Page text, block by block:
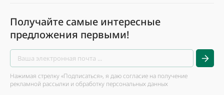
Получайте самые интересные
предложения первыми!
Нажимая стрелку «Подписаться», я даю согласие на получение
рекламной рассылки и обработку персональных данных